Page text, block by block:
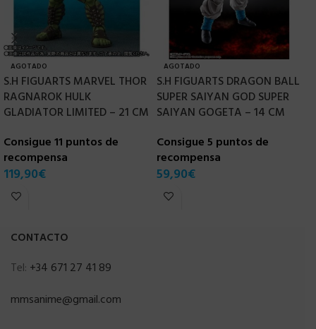
AGOTADO
S.H FIGUARTS MARVEL THOR
RAGNAROK HULK
GLADIATOR LIMITED – 21 CM
Consigue 11 puntos de
recompensa
119,90€
AGOTADO
S.H FIGUARTS DRAGON BALL
SUPER SAIYAN GOD SUPER
SAIYAN GOGETA – 14 CM
Consigue 5 puntos de
recompensa
59,90€
CONTACTO
Tel: +34 671 27 41 89
mmsanime@gmail.com